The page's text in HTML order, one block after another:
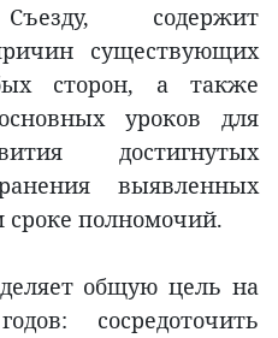
содержит
существующих
сторон, а также
уроков для
достигнутых
выявленных
полномочий.
общую цель на
сосредоточить